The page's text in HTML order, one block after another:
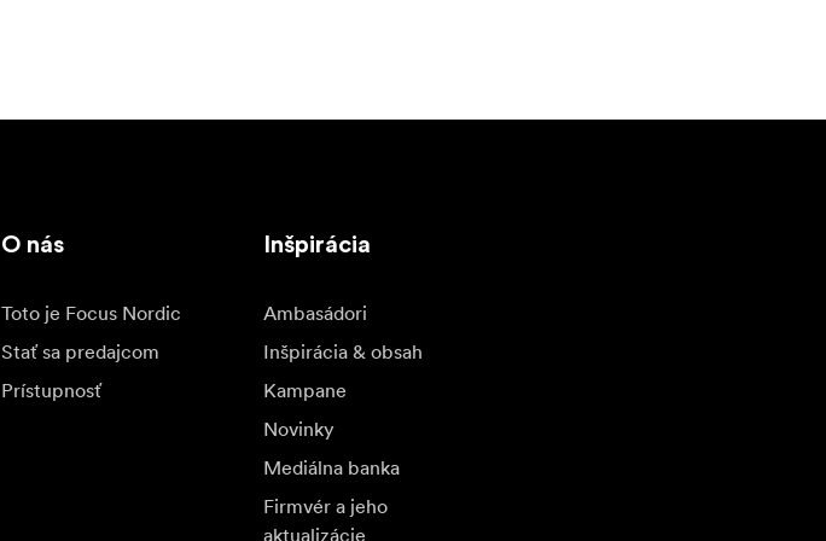
O nás
Toto je Focus Nordic
Stať sa predajcom
Prístupnosť
Inšpirácia
Ambasádori
Inšpirácia & obsah
Kampane
Novinky
Mediálna banka
Firmvér a jeho
aktualizácie